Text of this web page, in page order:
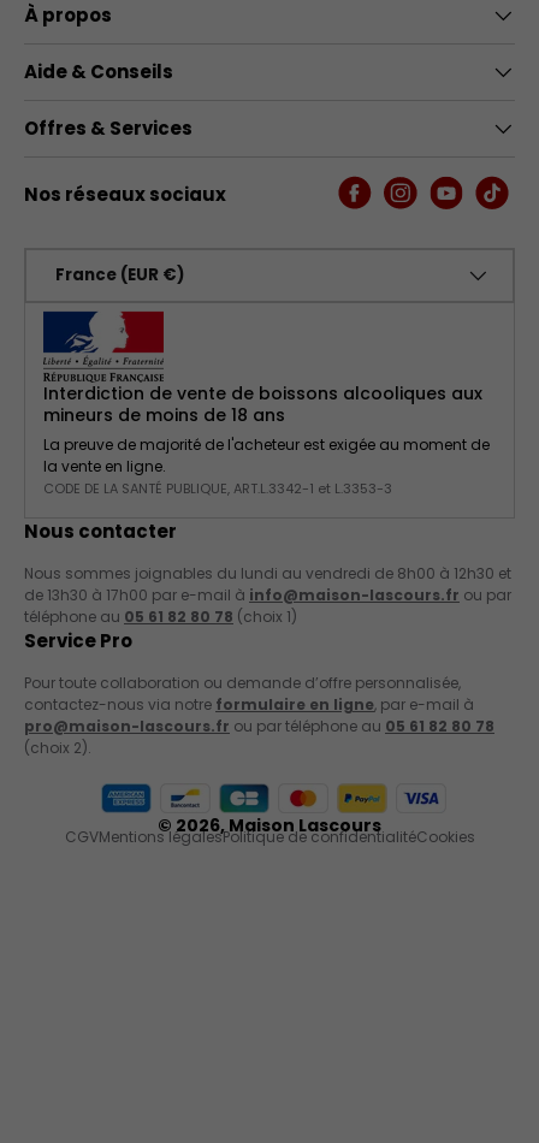
À propos
Aide & Conseils
Offres & Services
Nos réseaux sociaux FacebookInstagram
YouTube
France (EUR €)
Interdiction de vente de boissons alcooliques aux
mineurs de moins de 18 ans
La preuve de majorité de l'acheteur est exigée au moment de
la vente en ligne.
CODE DE LA SANTÉ PUBLIQUE, ART.L.3342-1 et L.3353-3
Nous contacter
Nous sommes joignables du lundi au vendredi de 8h00 à 12h30 et
de 13h30 à 17h00 par e-mail à info@maison-lascours.fr ou par
téléphone au 05 61 82 80 78 (choix 1)
Service Pro
Pour toute collaboration ou demande d’offre personnalisée,
contactez-nous via notre formulaire en ligne, par e-mail à
pro@maison-lascours.fr ou par téléphone au 05 61 82 80 78
(choix 2).
Moyens de paiement acceptés
© 2026, Maison Lascours
CGVMentions légalesPolitique de confidentialitéCookies